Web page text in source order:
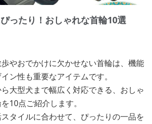
ったり！おしゃれな首輪10選
やおでかけに欠かせない首輪は、機能
ン性も重要なアイテムです。
大型犬まで幅広く対応できる、おしゃ
10点ご紹介します。
タイルに合わせて、ぴったりの一品を